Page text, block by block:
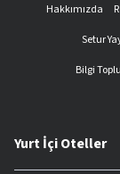
Hakkımızda
Setur
Bilgi
Yurt İçi Oteller